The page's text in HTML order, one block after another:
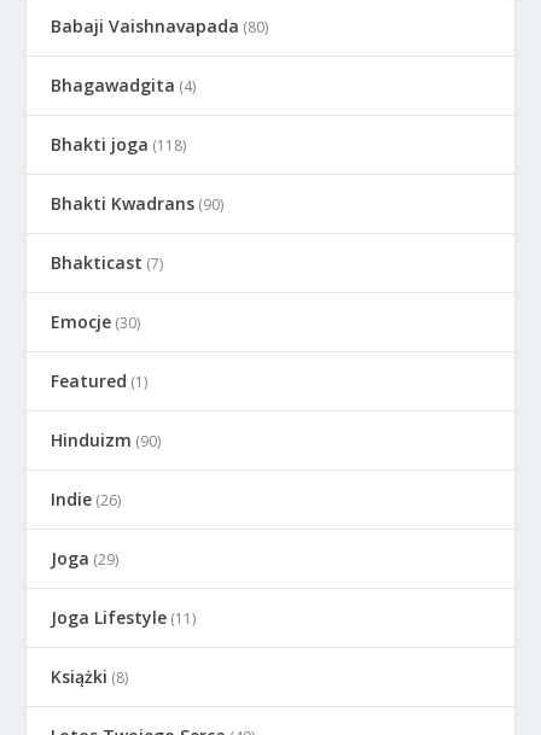
Babaji Vaishnavapada (80)
Bhagawadgita (4)
Bhakti joga (118)
Bhakti Kwadrans (90)
Bhakticast (7)
Emocje (30)
Featured (1)
Hinduizm (90)
Indie (26)
Joga (29)
Joga Lifestyle (11)
Książki (8)